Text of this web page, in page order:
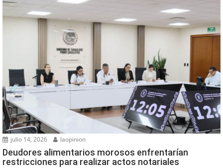
julio 14, 2026 laopinion
Deudores alimentarios morosos enfrentarían
restricciones para realizar actos notariales